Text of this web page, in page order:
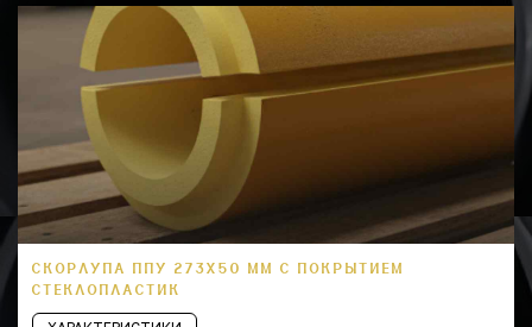
СКОРЛУПА ППУ 273Х50 ММ С ПОКРЫТИЕМ
СТЕКЛОПЛАСТИК